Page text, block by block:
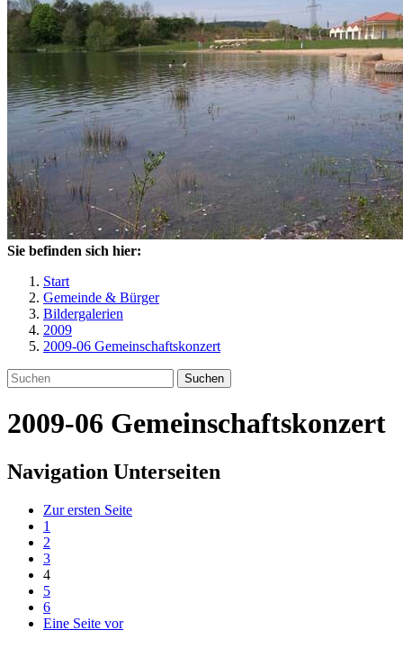
Sie befinden sich hier:
Start
Gemeinde & Bürger
Bildergalerien
2009
2009-06 Gemeinschaftskonzert
Suchen
2009-06 Gemeinschaftskonzert
Navigation Unterseiten
Zur ersten Seite
1
2
3
4
5
6
Eine Seite vor